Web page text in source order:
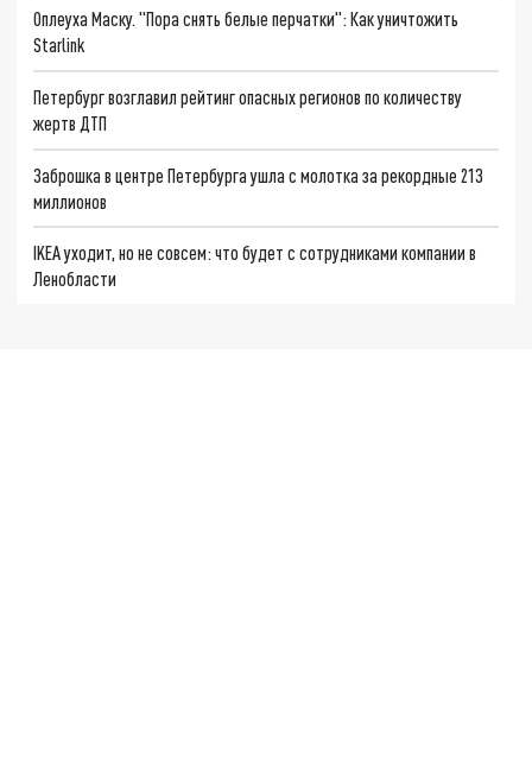
Оплеуха Маску. "Пора снять белые перчатки": Как уничтожить
Starlink
Петербург возглавил рейтинг опасных регионов по количеству
жертв ДТП
Заброшка в центре Петербурга ушла с молотка за рекордные 213
миллионов
IKEA уходит, но не совсем: что будет с сотрудниками компании в
Ленобласти